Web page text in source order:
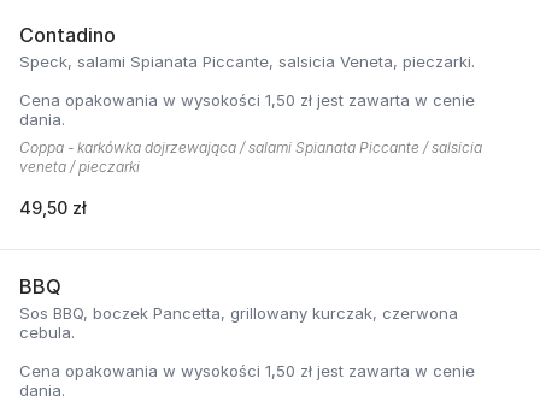
Contadino
Speck, salami Spianata Piccante, salsicia Veneta, pieczarki.
Cena opakowania w wysokości 1,50 zł jest zawarta w cenie
dania.
Coppa - karkówka dojrzewająca / salami Spianata Piccante / salsicia
veneta / pieczarki
49,50 zł
BBQ
Sos BBQ, boczek Pancetta, grillowany kurczak, czerwona
cebula.
Cena opakowania w wysokości 1,50 zł jest zawarta w cenie
dania.